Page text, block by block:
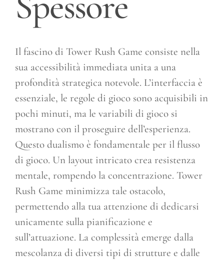
Il fascino di Tower Rush Game consiste nella
sua accessibilità immediata unita a una
profondità strategica notevole. L’interfaccia è
essenziale, le regole di gioco sono acquisibili in
pochi minuti, ma le variabili di gioco si
mostrano con il proseguire dell’esperienza.
Questo dualismo è fondamentale per il flusso
di gioco. Un layout intricato crea resistenza
mentale, rompendo la concentrazione. Tower
Rush Game minimizza tale ostacolo,
permettendo alla tua attenzione di dedicarsi
unicamente sulla pianificazione e
sull’attuazione. La complessità emerge dalla
mescolanza di diversi tipi di strutture e dalle